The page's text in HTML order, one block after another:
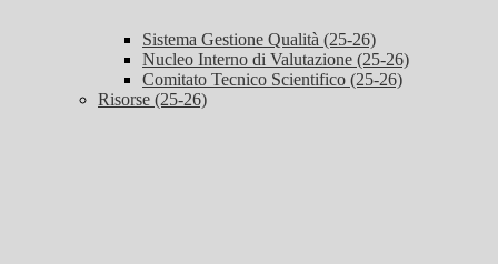
Sistema Gestione Qualità (25-26)
Nucleo Interno di Valutazione (25-26)
Comitato Tecnico Scientifico (25-26)
Risorse (25-26)